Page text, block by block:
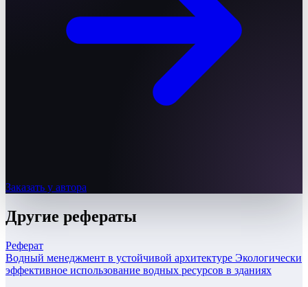
Заказать у автора
Другие рефераты
Реферат
Водный менеджмент в устойчивой архитектуре Экологически
эффективное использование водных ресурсов в зданиях